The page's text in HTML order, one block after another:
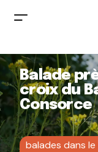
Balade
croix du
Consorce
balades dans